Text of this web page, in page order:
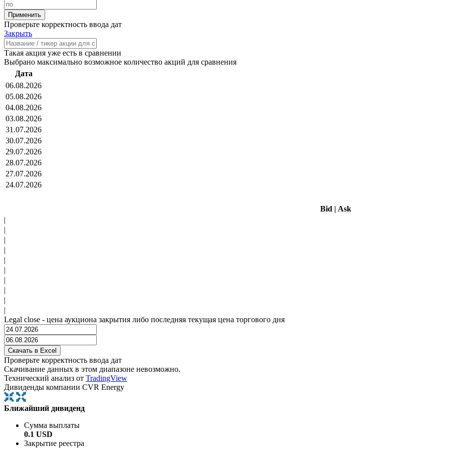
Проверьте корректность ввода дат
Закрыть
Такая акция уже есть в сравнении
Выбрано максимально возможное количество акций для сравнения
Дата
06.08.2026
05.08.2026
04.08.2026
03.08.2026
31.07.2026
30.07.2026
29.07.2026
28.07.2026
27.07.2026
24.07.2026
Bid | Ask
|
|
|
|
|
|
|
|
|
|
Legal close - цена аукциона закрытия либо последняя текущая цена торгового дня
Проверьте корректность ввода дат
Скачивание данных в этом диапазоне невозможно.
Технический анализ от TradingView
Дивиденды компании CVR Energy
Ближайший дивиденд
Сумма выплаты
0.1 USD
Закрытие реестра